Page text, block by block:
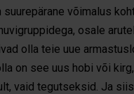
võimalus
osale
olla teie uue
on see uus hobi või
vaid tegutseksid. Ja